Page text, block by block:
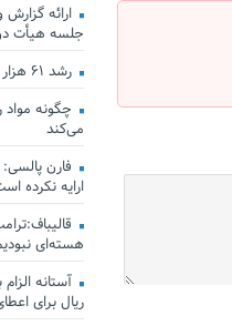
ارائه گزارش
جلسه هیأت
رشد ۶۱ هزار واحدی شاخص بورس
چگونه مواد
می‌کند
فارن پالسی:
ارایه نکرده
هسته‌ای
ریال برای